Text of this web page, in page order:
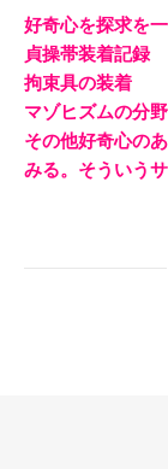
好奇心を探求を一
貞操帯装着記録
拘束具の装着
マゾヒズムの分
その他好奇心の
みる。そういう